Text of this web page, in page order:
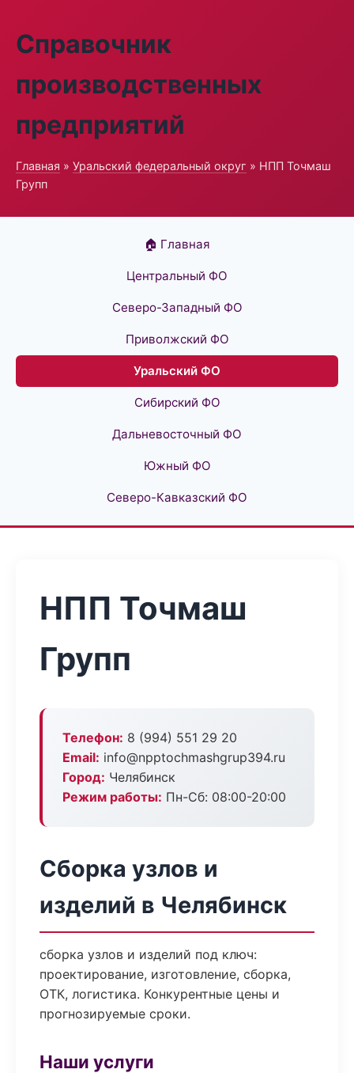
Справочник
производственных
предприятий
Главная » Уральский федеральный округ » НПП Точмаш
Групп
🏠 Главная
Центральный ФО
Северо-Западный ФО
Приволжский ФО
Уральский ФО
Сибирский ФО
Дальневосточный ФО
Южный ФО
Северо-Кавказский ФО
НПП Точмаш
Групп
Телефон: 8 (994) 551 29 20
Email: info@npptochmashgrup394.ru
Город: Челябинск
Режим работы: Пн-Сб: 08:00-20:00
Сборка узлов и
изделий в Челябинск
сборка узлов и изделий под ключ:
проектирование, изготовление, сборка,
ОТК, логистика. Конкурентные цены и
прогнозируемые сроки.
Наши услуги